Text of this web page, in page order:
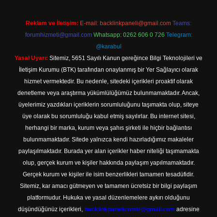
Reklam ve İletişim: E-mail: backlinkpaneli@gmail.com Teams:
forumhizmeti@gmail.com Whatsapp: 0262 606 0 726 Telegram:
@karabul
Yasal Uyarı: Sitemiz, 5651 Sayılı Kanun gereğince Bilgi Teknolojileri ve
İletişim Kurumu (BTK) tarafından onaylanmış bir Yer Sağlayıcı olarak
hizmet vermektedir. Bu nedenle, sitedeki içerikleri proaktif olarak
denetleme veya araştırma yükümlülüğümüz bulunmamaktadır. Ancak,
üyelerimiz yazdıkları içeriklerin sorumluluğunu taşımakta olup, siteye
üye olarak bu sorumluluğu kabul etmiş sayılırlar. Bu internet sitesi,
herhangi bir marka, kurum veya şahıs şirketi ile hiçbir bağlantısı
bulunmamaktadır. Sitede yalnızca kendi hazırladığımız makaleler
paylaşılmaktadır. Burada yer alan içerikler haber niteliği taşımamakta
olup, gerçek kurum ve kişiler hakkında paylaşım yapılmamaktadır.
Gerçek kurum ve kişiler ile isim benzerlikleri tamamen tesadüfidir.
Sitemiz, kar amacı gütmeyen ve tamamen ücretsiz bir bilgi paylaşım
platformudur. Hukuka ve yasal düzenlemelere aykırı olduğunu
düşündüğünüz içerikleri, backlinkpanelicomtr@gmail.com adresine